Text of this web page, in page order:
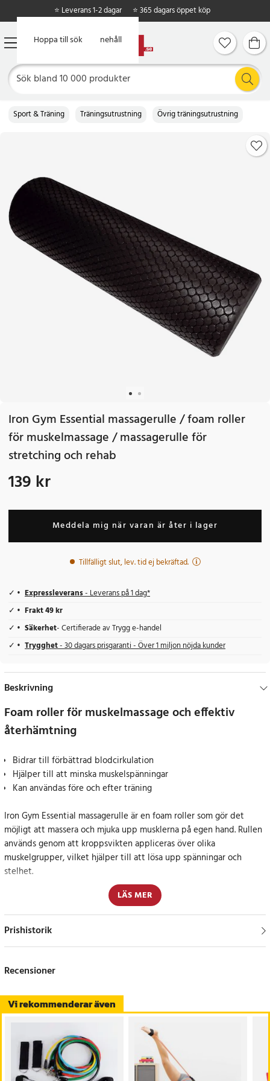
Hoppa till huvudinnehåll
Hoppa till sök
⭐ Leverans 1-2 dagar ⭐ 365 dagars öppet köp
Sport & Träning Träningsutrustning Övrig träningsutrustning
Iron Gym Essential massagerulle / foam roller
för muskelmassage / massagerulle för
stretching och rehab
Pris:139 kr
139 kr
Meddela mig när varan är åter i lager
Tillfälligt slut, lev. tid ej bekräftad.
Expressleverans- Leverans på 1 dag*
Frakt 49 kr
Säkerhet- Certifierade av Trygg e-handel
Trygghet- 30 dagars prisgaranti - Över 1 miljon nöjda kunder
Beskrivning
Foam roller för muskelmassage och effektiv
återhämtning
Bidrar till förbättrad blodcirkulation
Hjälper till att minska muskelspänningar
Kan användas före och efter träning
Iron Gym Essential massagerulle är en foam roller som gör det
möjligt att massera och mjuka upp musklerna på egen hand. Rullen
används genom att kroppsvikten appliceras över olika
muskelgrupper, vilket hjälper till att lösa upp spänningar och
stelhet.
Regelbunden användning kan bidra till bättre blodcirkulation i
musklerna. Den ökade cirkulationen hjälper musklerna att
återhämta sig efter träning och kan minska känslan av träningsvärk.
Under uppvärmning kan den hjälpa till att förbereda musklerna
upp musklerna och stödja återhämtningen.
Den fungerar även bra vid rörlighetsövningar och
rehabiliteringsträning. Genom att arbeta med olika delar av
kroppen kan användaren fokusera på områden där spänningar ofta
uppstår, exempelvis rygg, ben och axlar.
LÄS MER
Prishistorik
Vi rekommenderar även
Recensioner